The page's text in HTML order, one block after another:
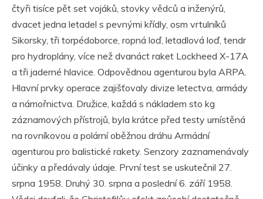
čtyři tisíce pět set vojáků, stovky vědců a inženýrů,
dvacet jedna letadel s pevnými křídly, osm vrtulníků
Sikorsky, tři torpédoborce, ropná loď, letadlová loď, tendr
pro hydroplány, více než dvanáct raket Lockheed X-17A
a tři jaderné hlavice. Odpovědnou agenturou byla ARPA.
Hlavní prvky operace zajišťovaly divize letectva, armády
a námořnictva. Družice, každá s nákladem sto kg
záznamových přístrojů, byla krátce před testy umístěná
na rovníkovou a polární oběžnou dráhu Armádní
agenturou pro balistické rakety. Senzory zaznamenávaly
účinky a předávaly údaje. První test se uskutečnil 27.
srpna 1958. Druhý 30. srpna a poslední 6. září 1958.